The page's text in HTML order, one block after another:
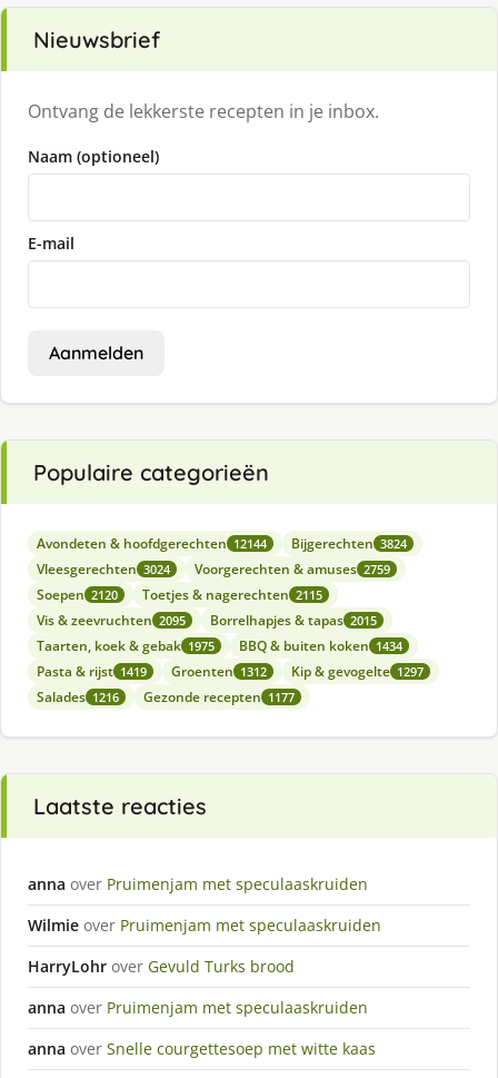
Nieuwsbrief
Ontvang de lekkerste recepten in je inbox.
Naam (optioneel)
E-mail
Aanmelden
Populaire categorieën
Avondeten & hoofdgerechten 12144 Bijgerechten 3824
Vleesgerechten 3024 Voorgerechten & amuses 2759
Soepen 2120 Toetjes & nagerechten 2115
Vis & zeevruchten 2095 Borrelhapjes & tapas 2015
Taarten, koek & gebak 1975 BBQ & buiten koken 1434
Pasta & rijst 1419 Groenten 1312 Kip & gevogelte 1297
Salades 1216 Gezonde recepten 1177
Laatste reacties
anna over Pruimenjam met speculaaskruiden
Wilmie over Pruimenjam met speculaaskruiden
HarryLohr over Gevuld Turks brood
anna over Pruimenjam met speculaaskruiden
anna over Snelle courgettesoep met witte kaas